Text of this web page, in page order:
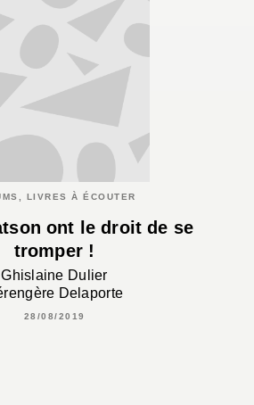
LIVRES À ÉCOUTER
ont le droit de se
tromper !
Ghislaine Dulier
Delaporte
28/08/2019